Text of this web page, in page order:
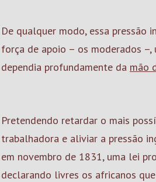
De qualquer modo, essa pressão
força de apoio – os moderados –,
dependia profundamente da mão
Pretendendo retardar o mais
trabalhadora e aliviar a pressão
em novembro de 1831, uma lei
declarando livres os africanos